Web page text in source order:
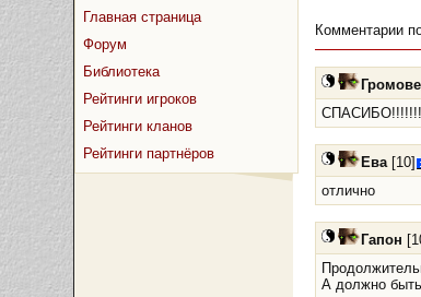
Главная страница
Форум
Библиотека
Рейтинги игроков
Рейтинги кланов
Рейтинги партнёров
Комментарии
Ева[10]
отлично
Гапон
А должно